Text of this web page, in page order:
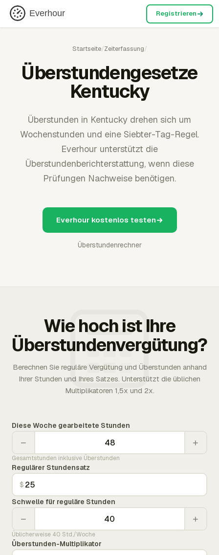
Everhour Registrieren
Startseite/Zeiterfassung/
Überstundengesetze
Kentucky
Überstunden in Kentucky drehen sich um
Wochenstunden und eine Siebter-Tag-Regel.
Everhour unterstützt die
Überstundenberichterstattung, wenn diese
Prüfungen Nachweise benötigen.
Everhour kostenlos testen
Überstundenrechner
Wie hoch ist Ihre
Überstundenvergütung?
Berechnen Sie reguläre Vergütung und Überstunden anhand
Ihrer Stunden und Ihres Satzes. Unterstützt die üblichen
Multiplikatoren 1,5x und 2x.
Diese Woche gearbeitete Stunden
− +
Gesamtstunden inklusive Überstunden
Regulärer Stundensatz
$
Schwelle für reguläre Stunden
− +
Üblicherweise 40 Std./Woche
Überstunden-Multiplikator